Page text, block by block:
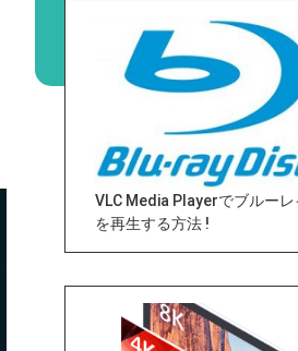
VLC Media Playerでブルーレ
を再生する方法 !